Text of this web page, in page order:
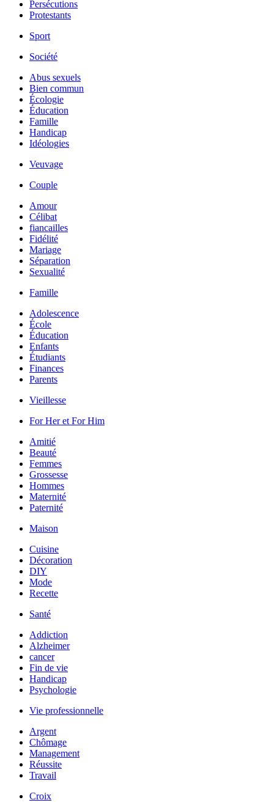
Persécutions
Protestants
Sport
Société
Abus sexuels
Bien commun
Écologie
Éducation
Famille
Handicap
Idéologies
Veuvage
Couple
Amour
Célibat
fiancailles
Fidélité
Mariage
Séparation
Sexualité
Famille
Adolescence
École
Éducation
Enfants
Étudiants
Finances
Parents
Vieillesse
For Her et For Him
Amitié
Beauté
Femmes
Grossesse
Hommes
Maternité
Paternité
Maison
Cuisine
Décoration
DIY
Mode
Recette
Santé
Addiction
Alzheimer
cancer
Fin de vie
Handicap
Psychologie
Vie professionnelle
Argent
Chômage
Management
Réussite
Travail
Croix